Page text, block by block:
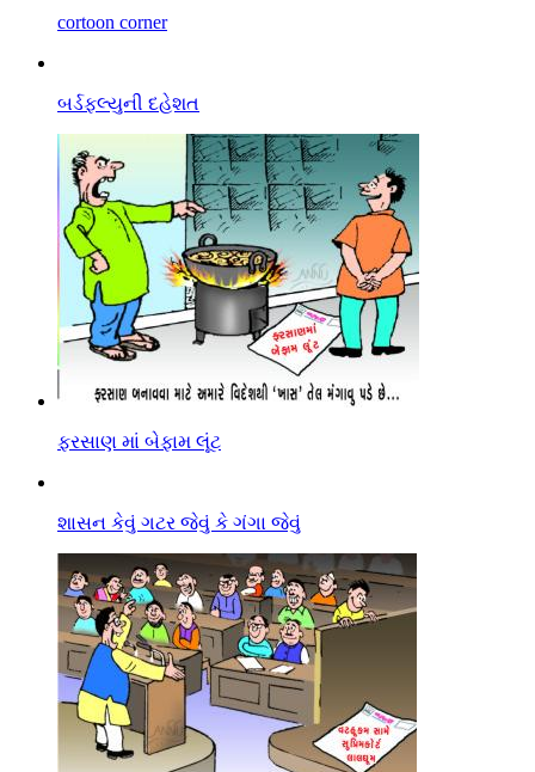
cortoon corner
બર્ડફલ્યુની દહેશત
ફરસાણ માં બેફામ લૂંટ
શાસન કેવું ગટર જેવું કે ગંગા જેવું